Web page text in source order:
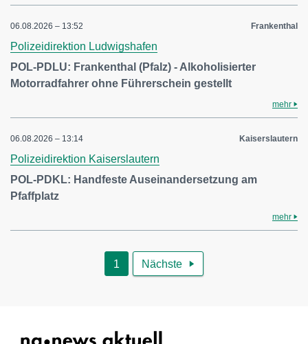
06.08.2026 – 13:52 Frankenthal
Polizeidirektion Ludwigshafen
POL-PDLU: Frankenthal (Pfalz) - Alkoholisierter
Motorradfahrer ohne Führerschein gestellt
mehr
06.08.2026 – 13:14 Kaiserslautern
Polizeidirektion Kaiserslautern
POL-PDKL: Handfeste Auseinandersetzung am
Pfaffplatz
mehr
1 Nächste 